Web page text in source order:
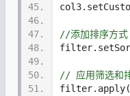
45.
46.
47.
48.
49.
50.
51.
//添加排序方式
// 应用筛选和